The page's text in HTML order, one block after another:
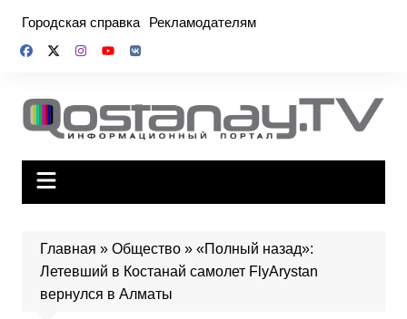
содержимому
Городская справка Рекламодателям
Главная » Общество» «Полный назад»:
Летевший в Костанай самолет FlyArystan
вернулся в Алматы